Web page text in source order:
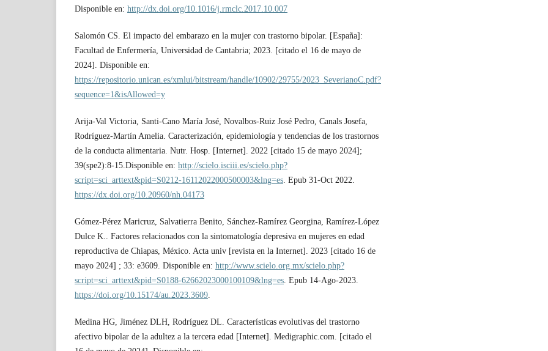
Disponible en: http://dx.doi.org/10.1016/j.rmclc.2017.10.007
Salomón CS. El impacto del embarazo en la mujer con trastorno bipolar. [España]:
Facultad de Enfermería, Universidad de Cantabria; 2023. [citado el 16 de mayo de
2024]. Disponible en:
https://repositorio.unican.es/xmlui/bitstream/handle/10902/29755/2023_SeverianoC.pdf?
sequence=1&isAllowed=y
Arija-Val Victoria, Santi-Cano María José, Novalbos-Ruiz José Pedro, Canals Josefa,
Rodríguez-Martín Amelia. Caracterización, epidemiología y tendencias de los trastornos
de la conducta alimentaria. Nutr. Hosp. [Internet]. 2022 [citado 15 de mayo 2024];
39(spe2):8-15.Disponible en: http://scielo.isciii.es/scielo.php?
script=sci_arttext&pid=S0212-16112022000500003&lng=es. Epub 31-Oct 2022.
https://dx.doi.org/10.20960/nh.04173
Gómez-Pérez Maricruz, Salvatierra Benito, Sánchez-Ramírez Georgina, Ramírez-López
Dulce K.. Factores relacionados con la sintomatología depresiva en mujeres en edad
reproductiva de Chiapas, México. Acta univ [revista en la Internet]. 2023 [citado 16 de
mayo 2024] ; 33: e3609. Disponible en: http://www.scielo.org.mx/scielo.php?
script=sci_arttext&pid=S0188-62662023000100109&lng=es. Epub 14-Ago-2023.
https://doi.org/10.15174/au.2023.3609.
Medina HG, Jiménez DLH, Rodríguez DL. Características evolutivas del trastorno
afectivo bipolar de la adultez a la tercera edad [Internet]. Medigraphic.com. [citado el